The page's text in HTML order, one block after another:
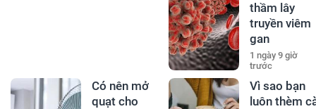
thầm lây
truyền viêm
gan
1 ngày 9 giờ
trước
Có nên mở
quạt cho
Vì sao bạn
luôn thèm